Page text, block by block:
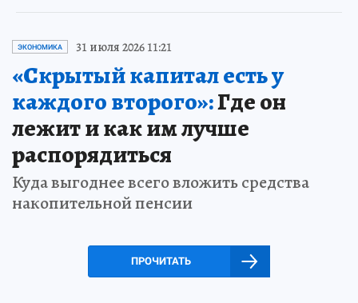
ЭКОНОМИКА 31 июля 2026 11:21
«Скрытый капитал есть у
каждого второго»:Где он
лежит и как им лучше
распорядиться
Куда выгоднее всего вложить средства
накопительной пенсии
ПРОЧИТАТЬ